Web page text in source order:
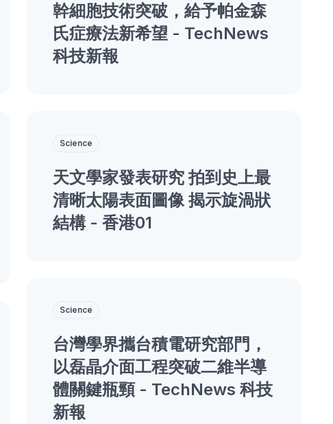
幹細胞技術突破，給予帕金森
氏症療法新希望 - TechNews
科技新報
Science
天文學家發表研究 拍到史上最
清晰太陽表面圖像 揭示旋渦狀
結構 - 香港01
Science
台灣學界攜台積電研究部門，
以磊晶介面工程突破二維半導
體關鍵瓶頸 - TechNews 科技
新報